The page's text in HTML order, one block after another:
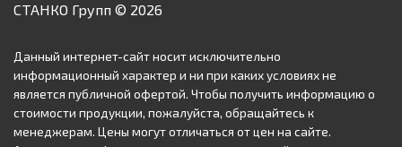
СТАНКО Групп © 2026
Данный интернет-сайт носит исключительно
информационный характер и ни при каких условиях не
является публичной офертой. Чтобы получить информацию о
стоимости продукции, пожалуйста, обращайтесь к
менеджерам. Цены могут отличаться от цен на сайте.